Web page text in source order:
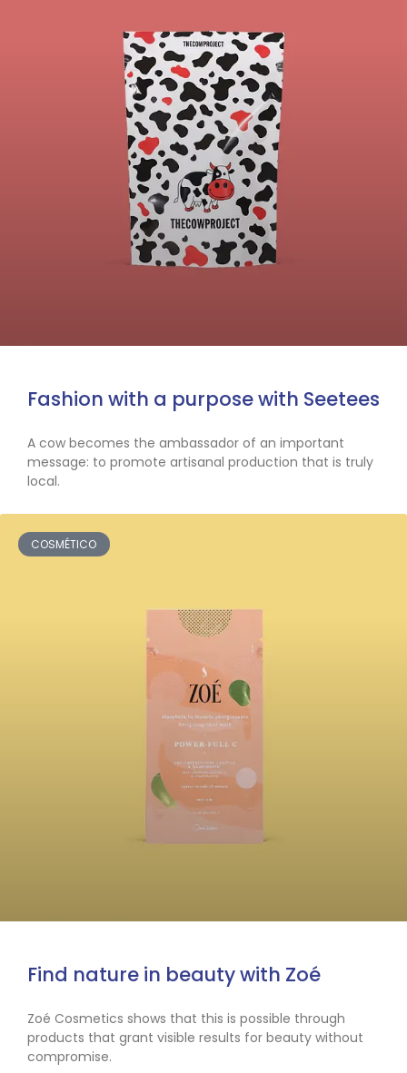
Fashion with a purpose with Seetees
A cow becomes the ambassador of an important
message: to promote artisanal production that is truly
local.
COSMÉTICO
Find nature in beauty with Zoé
Zoé Cosmetics shows that this is possible through
products that grant visible results for beauty without
compromise.